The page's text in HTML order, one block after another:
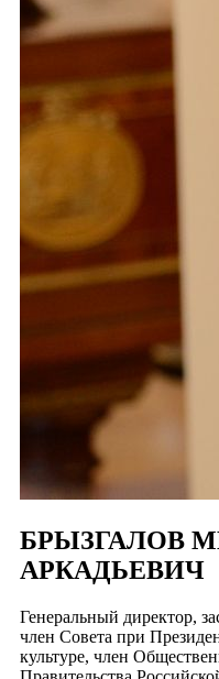
БРЫЗГАЛОВ
АРКАДЬЕВИЧ
Генеральный директор,
член Совета при
культуре, член